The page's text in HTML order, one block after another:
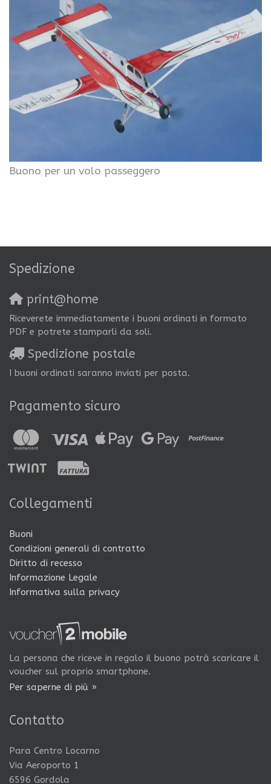
Buono per un volo passeggero
Spedizione
print@home
Riceverete immediatamente i buoni ordinati in formato
PDF e potrete stamparli da soli.
Spedizione postale
I buoni ordinati saranno inviati per posta.
Pagamento sicuro
Collegamenti
Buoni
Condizioni generali di contratto
Diritto di recesso
Informazione Legale
Informativa sulla privacy
La persona che riceve in regalo il buono potrà scaricare il
voucher sul proprio smartphone.
Per saperne di più »
Contatto
Para Centro Locarno
Via Aeroporto 1
6596 Gordola